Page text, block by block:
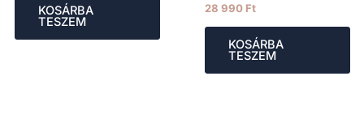
KOSÁRBA
TESZEM
28 990 Ft
KOSÁRBA
TESZEM